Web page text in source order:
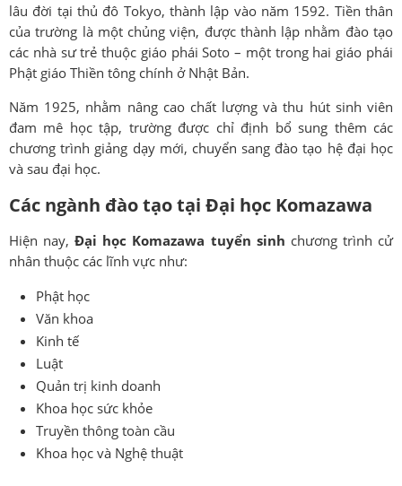
lâu đời tại thủ đô Tokyo, thành lập vào năm 1592. Tiền thân
của trường là một chủng viện, được thành lập nhằm đào tạo
các nhà sư trẻ thuộc giáo phái Soto – một trong hai giáo phái
Phật giáo Thiền tông chính ở Nhật Bản.
Năm 1925, nhằm nâng cao chất lượng và thu hút sinh viên
đam mê học tập, trường được chỉ định bổ sung thêm các
chương trình giảng dạy mới, chuyển sang đào tạo hệ đại học
và sau đại học.
Các ngành đào tạo tại Đại học Komazawa
Hiện nay,Đại học Komazawa tuyển sinh chương trình cử
nhân thuộc các lĩnh vực như:
Phật học
Văn khoa
Kinh tế
Luật
Quản trị kinh doanh
Khoa học sức khỏe
Truyền thông toàn cầu
Khoa học và Nghệ thuật